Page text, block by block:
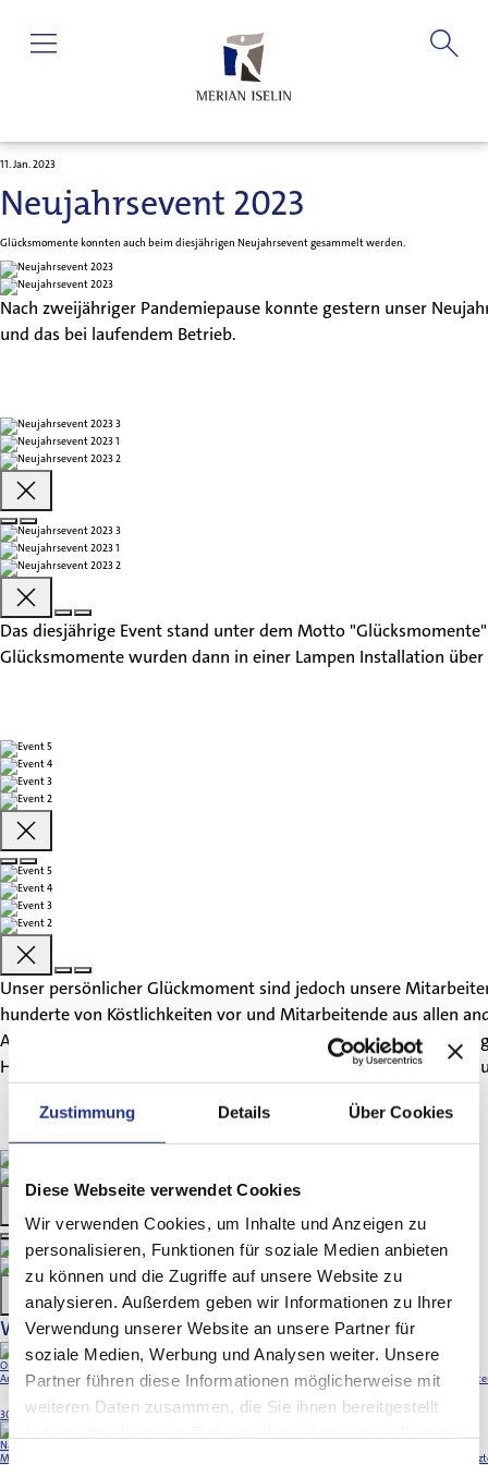
Zustimmung Details Über Cookies
Diese Webseite verwendet Cookies
Wir verwenden Cookies, um Inhalte und Anzeigen zu
personalisieren, Funktionen für soziale Medien anbieten
zu können und die Zugriffe auf unsere Website zu
analysieren. Außerdem geben wir Informationen zu Ihrer
Verwendung unserer Website an unsere Partner für
soziale Medien, Werbung und Analysen weiter. Unsere
Partner führen diese Informationen möglicherweise mit
weiteren Daten zusammen, die Sie ihnen bereitgestellt
Für Notfälle
Patienten & Besucher
Ärztinnen & Ärzte
11. Jan. 2023
Neujahrsevent 2023
Glücksmomente konnten auch beim diesjährigen Neujahrsevent gesammelt werden.
Nach zweijähriger Pandemiepause konnte gestern unser
und das bei laufendem Betrieb.
Das diesjährige Event stand unter dem Motto
Glücksmomente wurden dann in einer Lampen Installation
Unser persönlicher Glückmoment sind jedoch unsere
hunderte von Köstlichkeiten vor und Mitarbeitende aus allen
Abräumhilfen und mehr. Die Stimmung und den Spass den
Herzlichkeit untereinander. Und das schafft Glückmomente für
Weitere Artikel
Onboarding Pflege
Anfang dieses Jahres wurde für Pflegemitarbeitende ein speziell zugeschnittenes Programm
30. Dezember 2025
Nationaler Zukunftstag 2025
Mit grosser Freude dürfen wir auch in diesem Jahr viele Kinder unserer Mitarbeitenden und